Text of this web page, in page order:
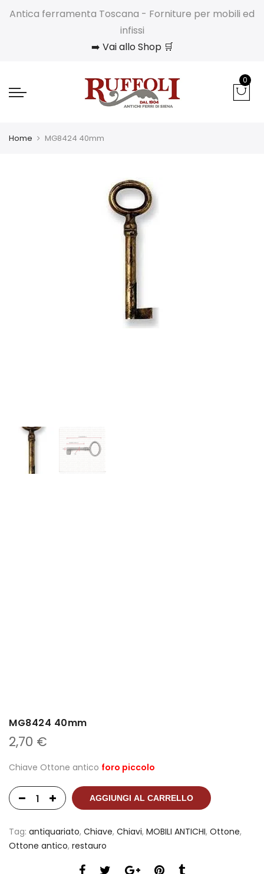
Antica ferramenta Toscana - Forniture per mobili ed
infissi
➡️ Vai allo Shop 🛒
0
Home MG8424 40mm
MG8424 40mm
2,70 €
Chiave Ottone antico foro piccolo
AGGIUNGI AL CARRELLO
Tag: antiquariato, Chiave, Chiavi, MOBILI ANTICHI, Ottone,
Ottone antico, restauro